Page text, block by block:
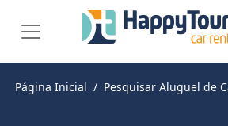
Página Inicial Pesquisar Aluguel de